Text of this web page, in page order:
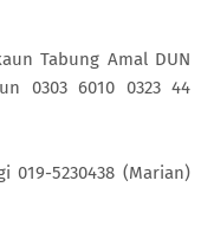
Tabung Amal DUN
0303 6010 0323 44
019-5230438 (Marian)